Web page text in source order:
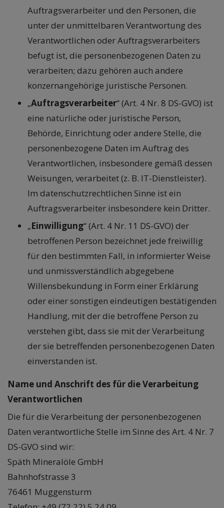
Auftragsverarbeiter und den Personen, die
unter der unmittelbaren Verantwortung des
Verantwortlichen oder Auftragsverarbeiters
befugt ist, die personenbezogenen Daten zu
verarbeiten; dazu gehören auch andere
konzernangehörige juristische Personen.
„Auftragsverarbeiter“ (Art. 4 Nr. 8 DS-GVO) ist
eine natürliche oder juristische Person,
Behörde, Einrichtung oder andere Stelle, die
personenbezogene Daten im Auftrag des
Verantwortlichen, insbesondere gemäß dessen
Weisungen, verarbeitet (z. B. IT-Dienstleister).
Im datenschutzrechtlichen Sinne ist ein
Auftragsverarbeiter insbesondere kein Dritter.
„Einwilligung“ (Art. 4 Nr. 11 DS-GVO) der
betroffenen Person bezeichnet jede freiwillig
für den bestimmten Fall, in informierter Weise
und unmissverständlich abgegebene
Willensbekundung in Form einer Erklärung
oder einer sonstigen eindeutigen bestätigenden
Handlung, mit der die betroffene Person zu
verstehen gibt, dass sie mit der Verarbeitung
der sie betreffenden personenbezogenen Daten
einverstanden ist.
Name und Anschrift des für die Verarbeitung
Verantwortlichen
Die für die Verarbeitung der personenbezogenen
Daten verantwortliche Stelle im Sinne des Art. 4 Nr. 7
DS-GVO sind wir:
Späth Mineralöle GmbH
Bahnhofstrasse 3
76461 Muggensturm